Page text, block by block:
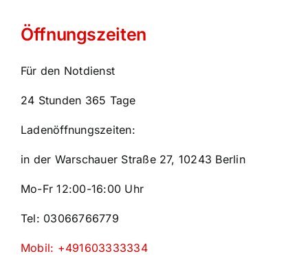
Öffnungszeiten
Für den Notdienst
24 Stunden 365 Tage
Ladenöffnungszeiten:
in der Warschauer Straße 27, 10243 Berlin
Mo-Fr 12:00-16:00 Uhr
Tel: 03066766779
Mobil: +491603333334